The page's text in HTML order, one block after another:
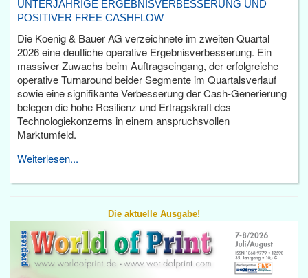
UNTERJÄHRIGE ERGEBNISVERBESSERUNG UND
POSITIVER FREE CASHFLOW
Die Koenig & Bauer AG verzeichnete im zweiten Quartal
2026 eine deutliche operative Ergebnisverbesserung. Ein
massiver Zuwachs beim Auftragseingang, der erfolgreiche
operative Turnaround beider Segmente im Quartalsverlauf
sowie eine signifikante Verbesserung der Cash-Generierung
belegen die hohe Resilienz und Ertragskraft des
Technologiekonzerns in einem anspruchsvollen
Marktumfeld.
Weiterlesen...
Die aktuelle Ausgabe!